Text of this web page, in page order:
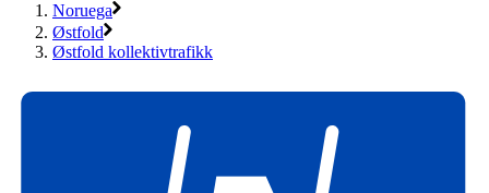
Noruega
Østfold
Østfold kollektivtrafikk